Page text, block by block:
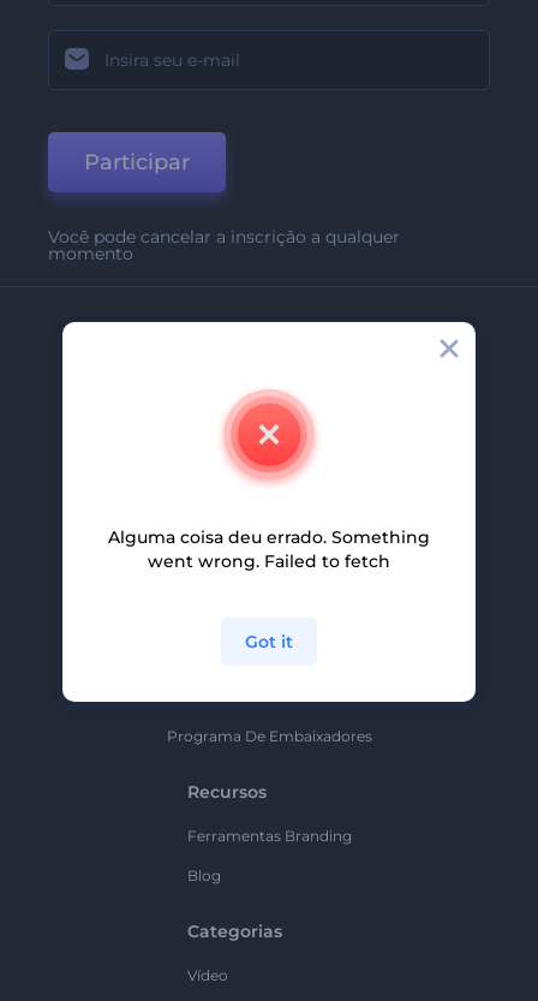
Participar
Você pode cancelar a inscrição a qualquer
momento
Contate-Nos
Carreiras
Programa De Afiliados
Programa De Embaixadores
Recursos
Ferramentas Branding
Blog
Categorias
Vídeo
Alguma coisa deu errado. Something
went wrong. Failed to fetch
Got it